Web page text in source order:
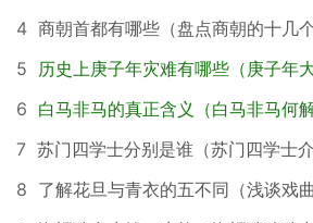
4 商朝首都有哪些（盘点商朝的十几个
5
历史上庚子年灾难有哪些（庚子年
6 白马非马的真正含义（白马非马何解
7 苏门四学士分别是谁（苏门四学士介
8 了解花旦与青衣的五不同（浅谈戏